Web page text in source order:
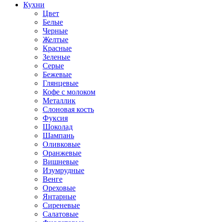
Кухни
Цвет
Белые
Черные
Желтые
Красные
Зеленые
Серые
Бежевые
Глянцевые
Кофе с молоком
Металлик
Слоновая кость
Фуксия
Шоколад
Шампань
Оливковые
Оранжевые
Вишневые
Изумрудные
Венге
Ореховые
Янтарные
Сиреневые
Салатовые